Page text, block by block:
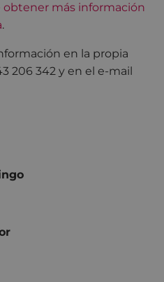
obtener más información
.
en la propia
206 342 y en el e-mail